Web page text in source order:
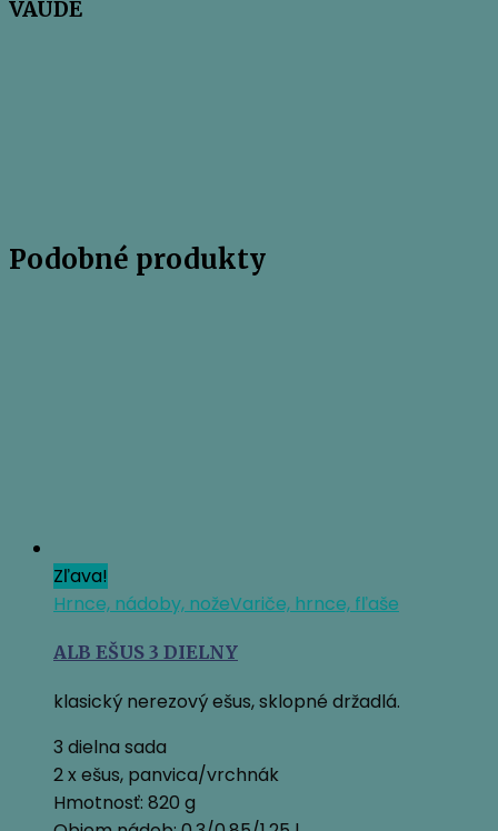
VAUDE
Podobné produkty
Zľava!
Hrnce, nádoby, nožeVariče, hrnce, fľaše
ALB EŠUS 3 DIELNY
klasický nerezový ešus, sklopné držadlá.
3 dielna sada
2 x ešus, panvica/vrchnák
Hmotnosť: 820 g